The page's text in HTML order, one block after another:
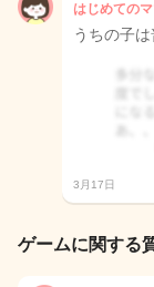
はじめての
うちの子
3月17日
ゲームに関する